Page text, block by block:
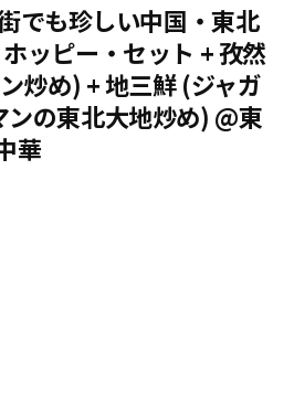
でも珍しい中国・東北
ッピー・セット + 孜然
炒め) + 地三鮮 (ジャガ
の東北大地炒め) @東
華